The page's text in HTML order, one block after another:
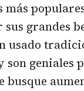
más
grandes
usado
son geniales
busque